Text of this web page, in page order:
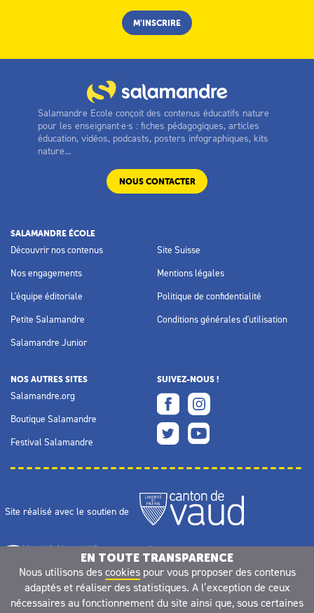
Salamandre Ecole conçoit des contenus éducatifs nature
pour les enseignant·e·s : fiches pédagogiques, articles
éducation, vidéos, podcasts, posters infographiques, kits
nature...
NOUS CONTACTER
SALAMANDRE ÉCOLE
Découvrir nos contenus
Nos engagements
L'équipe éditoriale
Petite Salamandre
Salamandre Junior
Site Suisse
Mentions légales
Politique de confidentialité
Conditions générales d'utilisation
NOS AUTRES SITES
Salamandre.org
Boutique Salamandre
Festival Salamandre
SUIVEZ-NOUS !
Site réalisé avec le soutien de
EN TOUTE TRANSPARENCE
Nous utilisons des cookiespour vous proposer des contenus
adaptés et réaliser des statistiques. A l’exception de ceux
nécessaires au fonctionnement du site ainsi que, sous certaines